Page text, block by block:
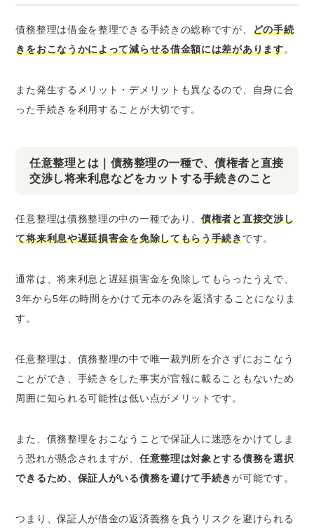
債務整理は借金を整理できる手続きの総称ですが、 どの手続
きをおこなうかによって減らせる借金額には差があります。
また発生するメリット・デメリットも異なるので、自身に合
った手続きを利用することが大切です。
任意整理とは｜債務整理の一種で、債権者と直接
交渉し将来利息などをカットする手続きのこと
任意整理は債務整理の中の一種であり、債権者と直接交渉し
て将来利息や遅延損害金を免除してもらう手続きです。
通常は、将来利息と遅延損害金を免除してもらったうえで、
3年から5年の時間をかけて元本のみを返済することになりま
す。
任意整理は、債務整理の中で唯一裁判所を介さずにおこなう
ことができ、手続きをした事実が官報に載ることもないため
周囲に知られる可能性は低い点がメリットです。
また、債務整理をおこなうことで保証人に迷惑をかけてしま
う恐れが懸念されますが、 任意整理は対象とする債務を選択
できるため、保証人がいる債務を避けて手続きが可能です。
つまり、保証人が借金の返済義務を負うリスクを避けられる